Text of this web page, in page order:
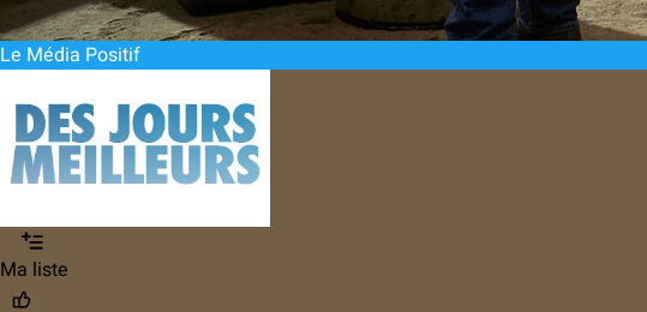
Le Média Positif
Ma liste